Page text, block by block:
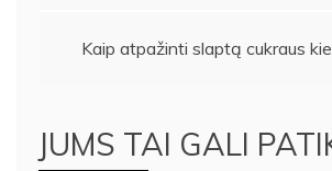
Kaip atpažinti slaptą cukraus
JUMS TAI GALI